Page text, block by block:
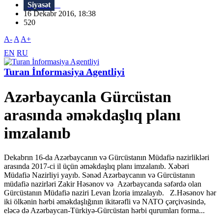
Siyasət
16 Dekabr 2016, 18:38
520
A- A A+
EN RU
Turan İnformasiya Agentliyi
Azərbaycanla Gürcüstan
arasında əməkdaşlıq planı
imzalanıb
Dekabrın 16-da Azərbaycanın və Gürcüstanın Müdafiə nazirlikləri
arasında 2017-ci il üçün əməkdaşlıq planı imzalanıb. Xəbəri
Müdafiə Nazirliyi yayıb. Sənəd Azərbaycanın və Gürcüstanın
müdafiə nazirləri Zakir Həsənov və Azərbaycanda səfərdə olan
Gürcüstanın Müdafiə naziri Levan İzoria imzalayıb. Z.Həsənov hər
iki ölkənin hərbi əməkdaşlığının ikitərəfli və NATO çərçivəsində,
eləcə də Azərbaycan-Türkiyə-Gürcüstan hərbi qurumları forma...